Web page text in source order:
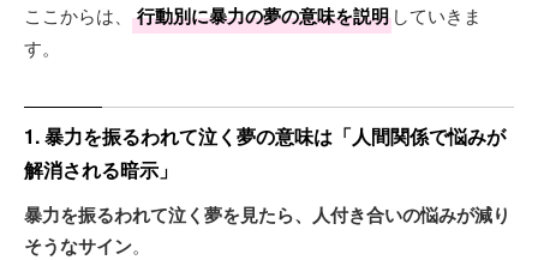
ここからは、 行動別に暴力の夢の意味を説明 していきま
す。
1. 暴力を振るわれて泣く夢の意味は「人間関係で悩みが
解消される暗示」
暴力を振るわれて泣く夢を見たら、人付き合いの悩みが減り
そうなサイン。